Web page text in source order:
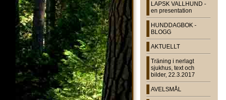
LAPSK VALLHUND -
en presentation
HUNDDAGBOK -
BLOGG
AKTUELLT
Träning i nerlagt
sjukhus, text och
bilder, 22.3.2017
AVELSMÅL